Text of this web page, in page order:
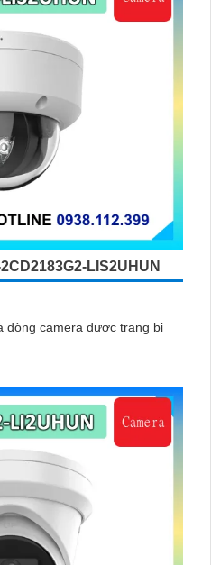
LIS2UHUN
dòng camera được trang bị